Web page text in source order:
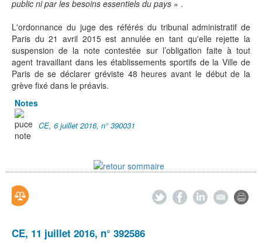
public ni par les besoins essentiels du pays » .
L'ordonnance du juge des référés du tribunal administratif de
Paris du 21 avril 2015 est annulée en tant qu'elle rejette la
suspension de la note contestée sur l’obligation faite à tout
agent travaillant dans les établissements sportifs de la Ville de
Paris de se déclarer gréviste 48 heures avant le début de la
grève fixé dans le préavis.
Notes
CE, 6 juillet 2016, n° 390031
CE, 11 juillet 2016, n° 392586